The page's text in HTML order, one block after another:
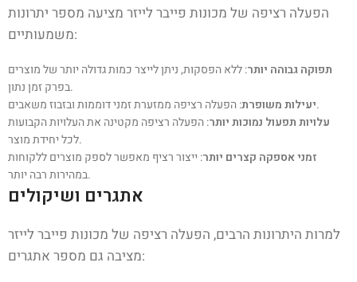
הפעלה רציפה של מכונות פייבר לייזר מציעה מספר יתרונות
משמעותיים:
תפוקה גבוהה יותר: ללא הפסקות, ניתן לייצר כמות גדולה יותר של מוצרים
בפרק זמן נתון.
יעילות משופרת: הפעלה רציפה ממזערת זמני דוממות ובזבוז משאבים.
עלויות תפעול נמוכות יותר: הפעלה רציפה מקטינה את העלויות הקבועות
לכל יחידת מוצר.
זמני אספקה קצרים יותר: ייצור רציף מאפשר לספק מוצרים ללקוחות
במהירות רבה יותר.
אתגרים ושיקולים
למרות היתרונות הרבים, הפעלה רציפה של מכונות פייבר לייזר
מציבה גם מספר אתגרים: